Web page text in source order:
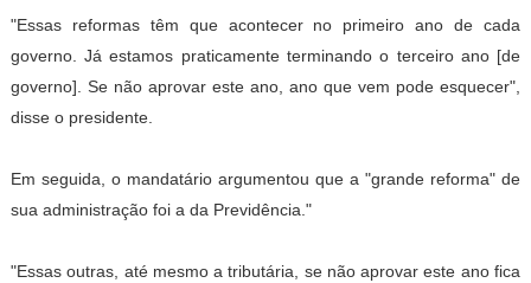
"Essas reformas têm que acontecer no primeiro ano de cada
governo. Já estamos praticamente terminando o terceiro ano [de
governo]. Se não aprovar este ano, ano que vem pode esquecer",
disse o presidente.
Em seguida, o mandatário argumentou que a "grande reforma" de
sua administração foi a da Previdência."
"Essas outras, até mesmo a tributária, se não aprovar este ano fica